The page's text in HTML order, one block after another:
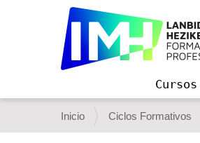
v
Cursos
U
s
Inicio Ciclos Formativos